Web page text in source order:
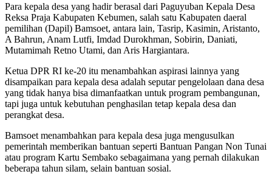
Para kepala desa yang hadir berasal dari Paguyuban Kepala Desa
Reksa Praja Kabupaten Kebumen, salah satu Kabupaten daeral
pemilihan (Dapil) Bamsoet, antara lain, Tasrip, Kasimin, Aristanto,
A Bahrun, Anam Lutfi, Imdad Durokhman, Sobirin, Daniati,
Mutamimah Retno Utami, dan Aris Hargiantara.
Ketua DPR RI ke-20 itu menambahkan aspirasi lainnya yang
disampaikan para kepala desa adalah seputar pengelolaan dana desa
yang tidak hanya bisa dimanfaatkan untuk program pembangunan,
tapi juga untuk kebutuhan penghasilan tetap kepala desa dan
perangkat desa.
Bamsoet menambahkan para kepala desa juga mengusulkan
pemerintah memberikan bantuan seperti Bantuan Pangan Non Tunai
atau program Kartu Sembako sebagaimana yang pernah dilakukan
beberapa tahun silam, selain bantuan sosial.